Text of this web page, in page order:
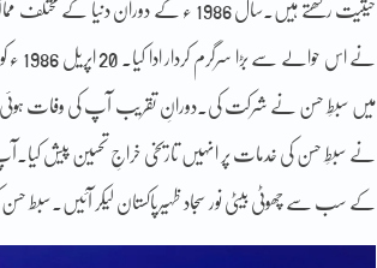
حیثیت رکھتے ہیں۔سال 1986 ء کے
نے
میں سبطِ حسن نے شرکت کی۔دورانِ تقریب آپ کی وفات
نے سبطِ حسن کی خدمات پر انہیں تاریخی خراجِ تحسین پیش
کے سب سے چھوٹی بیٹی نور سجاد ظہیرپاکستان لیکر آئیں۔سبط حسن